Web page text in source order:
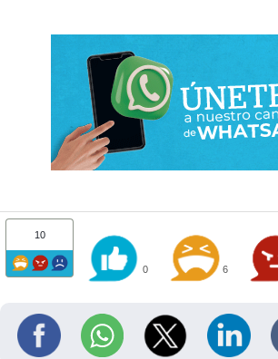
10
0 6